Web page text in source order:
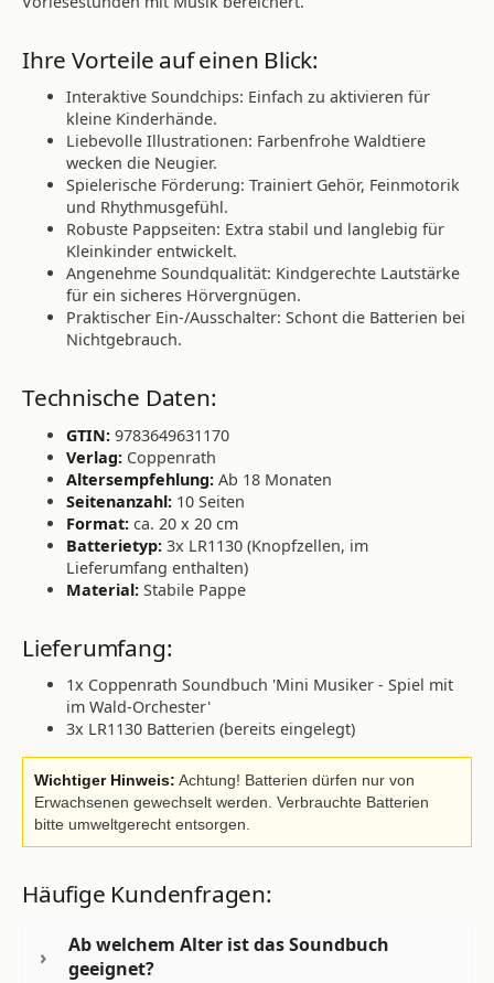
Ihre Vorteile auf einen Blick:
Interaktive Soundchips: Einfach zu aktivieren für
kleine Kinderhände.
Liebevolle Illustrationen: Farbenfrohe Waldtiere
wecken die Neugier.
Spielerische Förderung: Trainiert Gehör, Feinmotorik
und Rhythmusgefühl.
Robuste Pappseiten: Extra stabil und langlebig für
Kleinkinder entwickelt.
Angenehme Soundqualität: Kindgerechte Lautstärke
für ein sicheres Hörvergnügen.
Praktischer Ein-/Ausschalter: Schont die Batterien bei
Nichtgebrauch.
Technische Daten:
GTIN: 9783649631170
Verlag: Coppenrath
Altersempfehlung: Ab 18 Monaten
Seitenanzahl: 10 Seiten
Format: ca. 20 x 20 cm
Batterietyp: 3x LR1130 (Knopfzellen, im
Lieferumfang enthalten)
Material: Stabile Pappe
Lieferumfang:
1x Coppenrath Soundbuch 'Mini Musiker - Spiel mit
im Wald-Orchester'
3x LR1130 Batterien (bereits eingelegt)
Wichtiger Hinweis: Achtung! Batterien dürfen nur von
Erwachsenen gewechselt werden. Verbrauchte Batterien
bitte umweltgerecht entsorgen.
Häufige Kundenfragen:
Ab welchem Alter ist das Soundbuch
geeignet?